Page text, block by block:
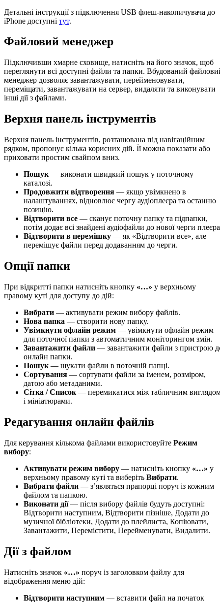
Детальні інструкції з підключення USB флеш-накопичувача до
iPhone доступні тут.
Файловий менеджер
Підключивши хмарне сховище, натисніть на його значок, щоб
переглянути всі доступні файли та папки. Вбудований
менеджер дозволяє завантажувати, перейменовувати,
переміщати, завантажувати на сервер, видаляти та виконувати
інші дії з файлами.
Верхня панель інструментів
Верхня панель інструментів, розташована під навігаційним
рядком, пропонує кілька корисних дій. Її можна показати або
приховати простим свайпом вниз.
Пошук — виконати швидкий пошук у поточному
каталозі.
Продовжити відтворення — якщо увімкнено в
налаштуваннях, відновлює чергу аудіоплеєра та останню
позицію.
Відтворити все — сканує поточну папку та підпапки,
потім додає всі знайдені аудіофайли до нової черги
Відтворити в перемішку — як «Відтворити все», але
перемішує файли перед додаванням до черги.
Опції папки
При відкритті папки натисніть кнопку «…» у верхньому
правому куті для доступу до дій:
Вибрати — активувати режим вибору файлів.
Нова папка — створити нову папку.
Увімкнути офлайн режим — увімкнути офлайн режим
для поточної папки з автоматичним моніторингом змін.
Завантажити файли — завантажити файли з пристрою
онлайн папки.
Пошук — шукати файли в поточній папці.
Сортування — сортувати файли за іменем, розміром,
датою або метаданими.
Сітка / Список — перемикатися між табличним
і мініатюрами.
Редагування онлайн файлів
Для керування кількома файлами використовуйте Режим
вибору:
Активувати режим вибору — натисніть кнопку «…» у
верхньому правому куті та виберіть Вибрати.
Вибрати файли — з’являться прапорці поруч із кожним
файлом та папкою.
Виконати дії— після вибору файлів будуть доступні:
Відтворити наступним, Відтворити пізніше, Додати до
музичної бібліотеки, Додати до плейлиста, Копіювати,
Завантажити, Перемістити, Перейменувати, Видалити.
Дії з файлом
Натисніть значок «…» поруч із заголовком файлу для
відображення меню дій:
Відтворити наступним — вставити файл на початок